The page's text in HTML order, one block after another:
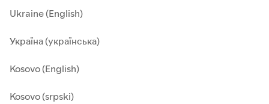
Ukraine (English)
Україна (українська)
Kosovo (English)
Kosovo (srpski)